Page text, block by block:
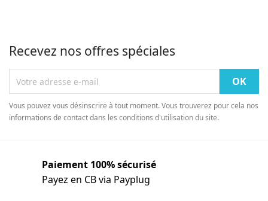
Recevez nos offres spéciales
Vous pouvez vous désinscrire à tout moment. Vous trouverez pour cela nos
informations de contact dans les conditions d'utilisation du site.
Paiement 100% sécurisé
Payez en CB via Payplug